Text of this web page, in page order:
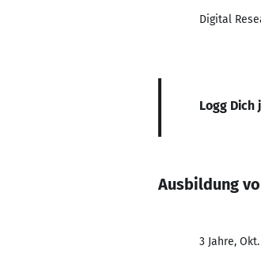
Digital
Logg Dich
Ausbildung
3 Jahre,